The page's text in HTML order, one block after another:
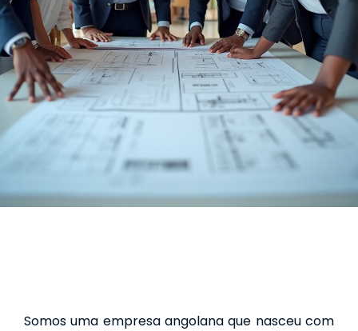
Somos uma empresa angolana que nasceu com